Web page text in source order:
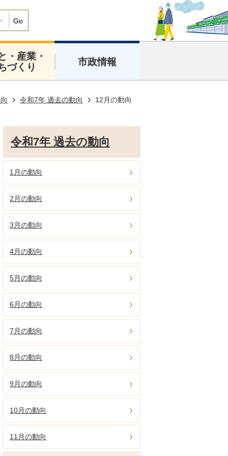
Go
・産業・
づくり
市政情報
令和7年 過去の動向 12月の動向
令和7年 過去の動向
1月の動向
2月の動向
3月の動向
4月の動向
5月の動向
6月の動向
7月の動向
8月の動向
9月の動向
10月の動向
11月の動向